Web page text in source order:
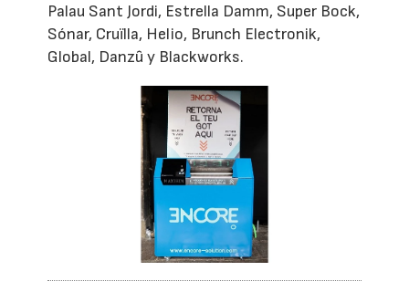
Palau Sant Jordi, Estrella Damm, Super Bock,
Sónar, Cruïlla, Helio, Brunch Electronik,
Global, Danzû y Blackworks.